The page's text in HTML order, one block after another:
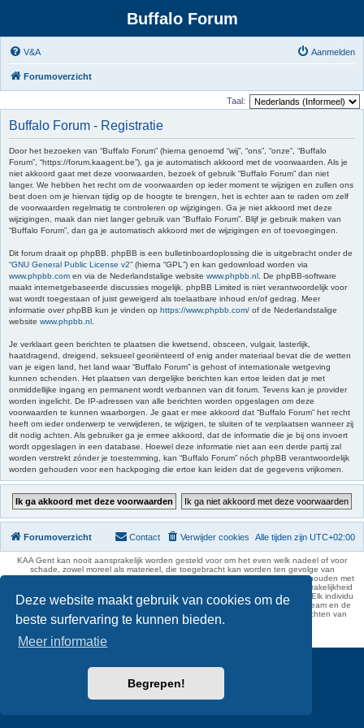
Deze website maakt gebruik van cookies om de
beste surfervaring te kunnen bieden.
Meer informatie
Begrepen!
Buffalo Forum
V&A Aanmelden
Forumoverzicht
Taal:
Buffalo Forum - Registratie
Door het bezoeken van “Buffalo Forum” (hierna genoemd “wij”, “ons”, “onze”, “Buffalo
Forum”, “https://forum.kaagent.be”), ga je automatisch akkoord met de voorwaarden. Als je
niet akkoord gaat met deze voorwaarden, bezoek of gebruik “Buffalo Forum” dan niet
langer. We hebben het recht om de voorwaarden op ieder moment te wijzigen en zullen ons
best doen om je hiervan tijdig op de hoogte te brengen, het is echter aan te raden om zelf
de voorwaarden regelmatig te controleren op wijzigingen. Ga je niet akkoord met deze
wijzigingen, maak dan niet langer gebruik van “Buffalo Forum”. Blijf je gebruik maken van
“Buffalo Forum”, dan ga je automatisch akkoord met de wijzigingen en of toevoegingen.
Dit forum draait op phpBB. phpBB is een bulletinboardoplossing die is uitgebracht onder de
“GNU General Public License v2” (hierna “GPL”) en kan gedownload worden via
www.phpbb.com en via de Nederlandstalige website www.phpbb.nl . De phpBB-software
maakt internetgebaseerde discussies mogelijk. phpBB Limited is niet verantwoordelijk voor
wat wordt toegestaan of juist geweigerd als toelaatbare inhoud en/of gedrag. Meer
informatie over phpBB kun je vinden op https://www.phpbb.com/ of de Nederlandstalige
website www.phpbb.nl
Je verklaart geen berichten te plaatsen die kwetsend, obsceen, vulgair, lasterlijk,
haatdragend, dreigend, seksueel georiënteerd of enig ander materiaal bevat die de wetten
van je eigen land, het land waar “Buffalo Forum” is gehost of internationale wetgeving
kunnen schenden. Het plaatsen van dergelijke berichten kan ertoe leiden dat je met
onmiddellijke ingang en permanent wordt verbannen van dit forum. Tevens kan je provider
worden ingelicht. De IP-adressen van alle berichten worden opgeslagen om deze
voorwaarden te kunnen waarborgen. Je gaat er mee akkoord dat “Buffalo Forum” het recht
heeft om ieder onderwerp te verwijderen, te wijzigen, te sluiten of te verplaatsen wanneer zij
dit nodig achten. Als gebruiker ga je ermee akkoord, dat de informatie die je bij ons invoert
wordt opgeslagen in een database. Hoewel deze informatie niet aan een derde partij zal
worden verstrekt zónder je toestemming, kan “Buffalo Forum” nóch phpBB verantwoordelijk
worden gehouden voor een hackpoging die ertoe kan leiden dat de gegevens vrijkomen.
Forumoverzicht Alle tijden zijn UTC+02:00
Verwijder cookies
Contact
KAA Gent kan nooit aansprakelijk worden gesteld voor om het even welk nadeel of voor
schade, zowel moreel als materieel, die toegebracht kan worden ten gevolge van
feitelijkheden en daden van derden die rechtstreeks of onrechtstreeks verband houden met
de gegevens vermeld op de website van KAA Gent. Deze ontheffing van aansprakelijkheid
geldt inzonderheid voor het forum, waarvan KAA Gent zich volledig distantieert. Elk individu
is dus verantwoordelijk voor zijn uitlatingen op het Buffalo Forum. Ook het webteam en de
moderators kunnen niet aansprakelijk gesteld worden voor de inhoud van berichten van
gebruikers.